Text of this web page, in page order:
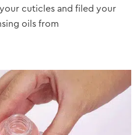
cuticles and filed your
oils from